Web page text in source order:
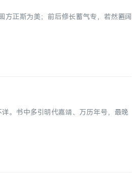
方正斯为美；前后修长蓄气专，若然匾阔
。书中多引明代嘉靖、万历年号，最晚